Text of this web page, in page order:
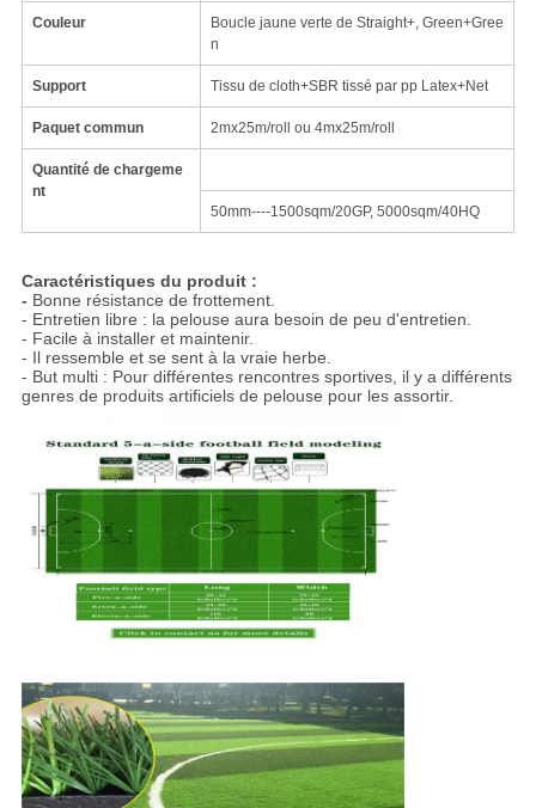
Couleur
Boucle jaune verte de Straight+, Green+Gree
n
Support Tissu de cloth+SBR tissé par pp Latex+Net
Paquet commun 2mx25m/roll ou 4mx25m/roll
Quantité de chargeme
nt
50mm----1500sqm/20GP, 5000sqm/40HQ
Caractéristiques du produit :
- Bonne résistance de frottement.
- Entretien libre : la pelouse aura besoin de peu d'entretien.
- Facile à installer et maintenir.
- Il ressemble et se sent à la vraie herbe.
- But multi : Pour différentes rencontres sportives, il y a différents
genres de produits artificiels de pelouse pour les assortir.